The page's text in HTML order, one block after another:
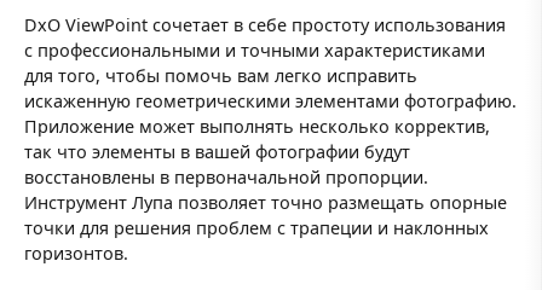
DxO ViewPoint сочетает в себе простоту использования
с профессиональными и точными характеристиками
для того, чтобы помочь вам легко исправить
искаженную геометрическими элементами фотографию.
Приложение может выполнять несколько корректив,
так что элементы в вашей фотографии будут
восстановлены в первоначальной пропорции.
Инструмент Лупа позволяет точно размещать опорные
точки для решения проблем с трапеции и наклонных
горизонтов.